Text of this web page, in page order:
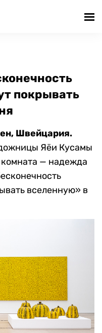
покрывать
Швейцария.
Яёи Кусамы
— надежда
вселенную» в